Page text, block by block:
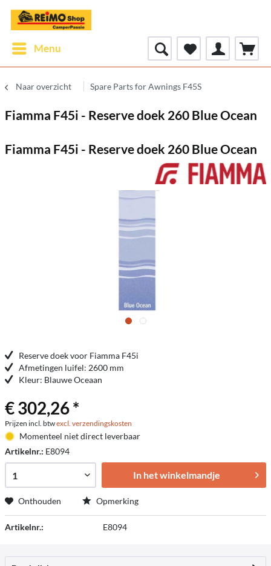
Menu
Naar overzicht Spare Parts for Awnings F45S
Fiamma F45i - Reserve doek 260 Blue Ocean
Fiamma F45i - Reserve doek 260 Blue Ocean
Reserve doek voor Fiamma F45i
Afmetingen luifel: 2600 mm
Kleur: Blauwe Oceaan
€ 302,26 *
Prijzen incl. btwexcl. verzendingskosten
Momenteel niet direct leverbaar
Artikelnr.: E8094
In het winkelmandje
Onthouden Opmerking
Artikelnr.: E8094